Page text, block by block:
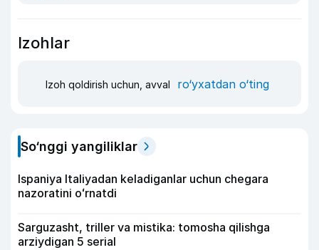
Izohlar
Izoh qoldirish uchun, avval ro‘yxatdan o‘ting
So‘nggi yangiliklar
Ispaniya Italiyadan keladiganlar uchun chegara
nazoratini oʻrnatdi
Sarguzasht, triller va mistika: tomosha qilishga
arziydigan 5 serial